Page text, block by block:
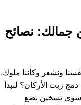
جمالك: نصائح
ونشعر وكأننا ملوك.
زيت الأركان؟ لنبدأ
سوى تسخين بضع